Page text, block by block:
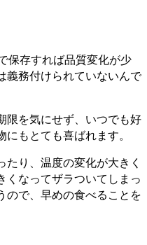
保存すれば品質変化が少
義務付けられていないんで
限を気にせず、いつでも好
もとても喜ばれます。
り、温度の変化が大きく
くなってザラついてしまっ
ので、早めの食べることを